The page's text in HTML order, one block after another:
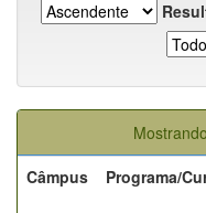
Câmpus
Programa/